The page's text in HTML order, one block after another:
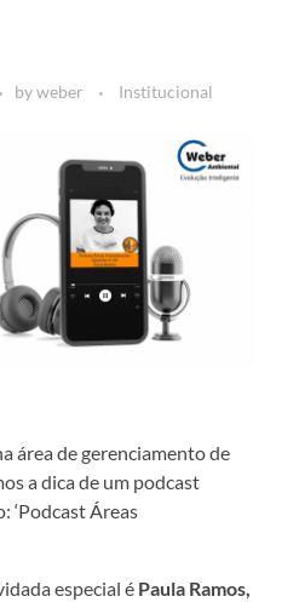
byweber Institucional
área de gerenciamento de
a dica de um podcast
‘Podcast Áreas
especial é Paula Ramos,